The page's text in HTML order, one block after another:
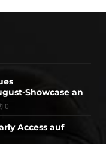
Showcase an
0
Access auf